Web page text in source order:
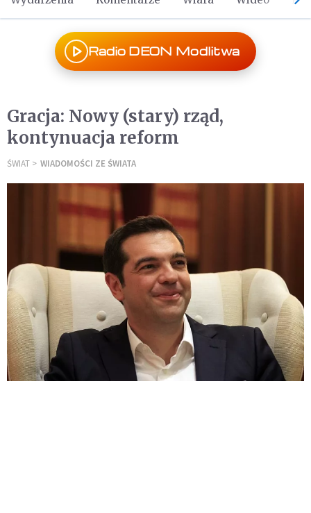
Radio DEON Modlitwa
Gracja: Nowy (stary) rząd,
kontynuacja reform
ŚWIAT WIADOMOŚCI ZE ŚWIATA